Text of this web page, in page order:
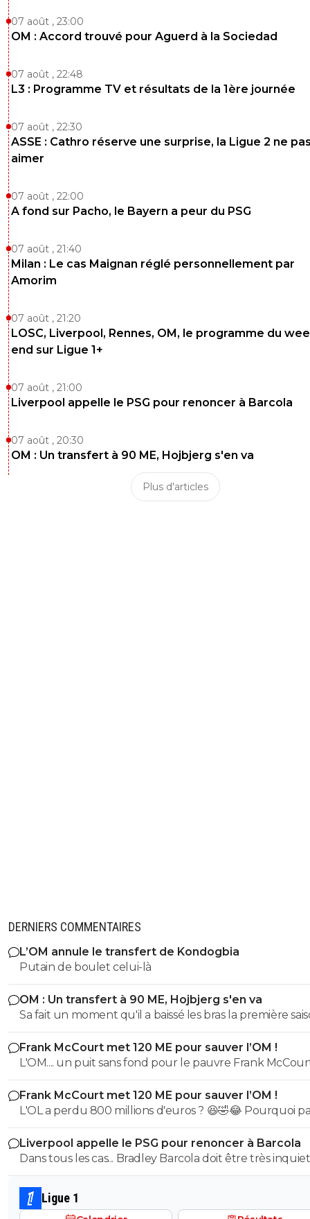
07 août , 23:00
OM : Accord trouvé pour Aguerd à la Sociedad
07 août , 22:48
L3 : Programme TV et résultats de la 1ère journée
07 août , 22:30
ASSE : Cathro réserve une surprise, la Ligue 2 ne
aimer
07 août , 22:00
A fond sur Pacho, le Bayern a peur du PSG
07 août , 21:40
Milan : Le cas Maignan réglé personnellement par
Amorim
07 août , 21:20
LOSC, Liverpool, Rennes, OM, le programme du
end sur Ligue 1+
07 août , 21:00
Liverpool appelle le PSG pour renoncer à Barcola
07 août , 20:30
OM : Un transfert à 90 ME, Hojbjerg s'en va
Plus d'articles
DERNIERS COMMENTAIRES
L’OM annule le transfert de Kondogbia
Putain de boulet celui-là
OM : Un transfert à 90 ME, Hojbjerg s'en va
Sa fait un moment qu'il a baissé les bras la première
etait top mais depuis quelques match etait en dessus.
et bon vent a lui pour le reste de sa carrière ...
Frank McCourt met 120 ME pour sauver l’OM !
L'OM.... un puit sans fond pour le pauvre Frank
Frank McCourt met 120 ME pour sauver l’OM !
L'OL a perdu 800 millions d'euros ? 😆🤣😂 Pourquoi pas un
milliard tant que tu y es ! ^^
Liverpool appelle le PSG pour renoncer à Barcola
Dans tous les cas... Bradley Barcola doit être très inquiet.
qui est vraiment compréhensible lorsque l'on sait
le PSG a traiter Kylian Mbappé lorsqu'il avait voulu
PSG.
Ligue 1